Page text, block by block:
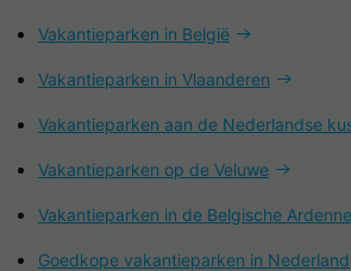
Vakantieparken in België
Vakantieparken in Vlaanderen
Vakantieparken aan de Nederlandse
Vakantieparken op de Veluwe
Vakantieparken in de Belgische
Goedkope vakantieparken in Nederland